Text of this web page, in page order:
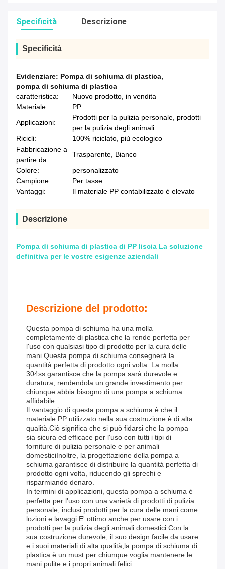
Specificità Descrizione
Specificità
Evidenziare: Pompa di schiuma di plastica,
pompa di schiuma di plastica
caratteristica:
Nuovo prodotto, in vendita
Materiale:
PP
Applicazioni:
Prodotti per la pulizia personale, prodotti
per la pulizia degli animali
Ricicli:
100% riciclato, più ecologico
Fabbricazione a
partire da::
Trasparente, Bianco
Colore:
personalizzato
Campione:
Per tasse
Vantaggi:
Il materiale PP contabilizzato è elevato
Descrizione
Pompa di schiuma di plastica di PP liscia La soluzione
definitiva per le vostre esigenze aziendali
Descrizione del prodotto:
Questa pompa di schiuma ha una molla
completamente di plastica che la rende perfetta per
l'uso con qualsiasi tipo di prodotto per la cura delle
mani.Questa pompa di schiuma consegnerà la
quantità perfetta di prodotto ogni volta. La molla
304ss garantisce che la pompa sarà durevole e
duratura, rendendola un grande investimento per
chiunque abbia bisogno di una pompa a schiuma
affidabile.
Il vantaggio di questa pompa a schiuma è che il
materiale PP utilizzato nella sua costruzione è di alta
qualità.Ciò significa che si può fidarsi che la pompa
sia sicura ed efficace per l'uso con tutti i tipi di
forniture di pulizia personale e per animali
domesticiInoltre, la progettazione della pompa a
schiuma garantisce di distribuire la quantità perfetta di
prodotto ogni volta, riducendo gli sprechi e
risparmiando denaro.
In termini di applicazioni, questa pompa a schiuma è
perfetta per l'uso con una varietà di prodotti di pulizia
personale, inclusi prodotti per la cura delle mani come
lozioni e lavaggi.E' ottimo anche per usare con i
prodotti per la pulizia degli animali domestici.Con la
sua costruzione durevole, il suo design facile da usare
e i suoi materiali di alta qualità,la pompa di schiuma di
plastica è un must per chiunque voglia mantenere le
mani pulite e i propri animali felici.